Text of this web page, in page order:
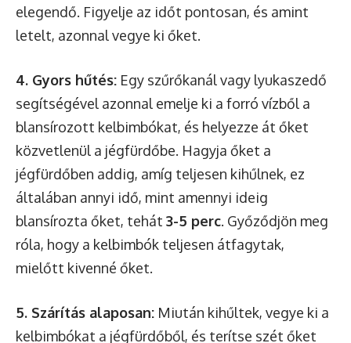
elegendő. Figyelje az időt pontosan, és amint
letelt, azonnal vegye ki őket.
4. Gyors hűtés: Egy szűrőkanál vagy lyukaszedő
segítségével azonnal emelje ki a forró vízből a
blansírozott kelbimbókat, és helyezze át őket
közvetlenül a jégfürdőbe. Hagyja őket a
jégfürdőben addig, amíg teljesen kihűlnek, ez
általában annyi idő, mint amennyi ideig
blansírozta őket, tehát 3-5 perc. Győződjön meg
róla, hogy a kelbimbók teljesen átfagytak,
mielőtt kivenné őket.
5. Szárítás alaposan: Miután kihűltek, vegye ki a
kelbimbókat a jégfürdőből, és terítse szét őket